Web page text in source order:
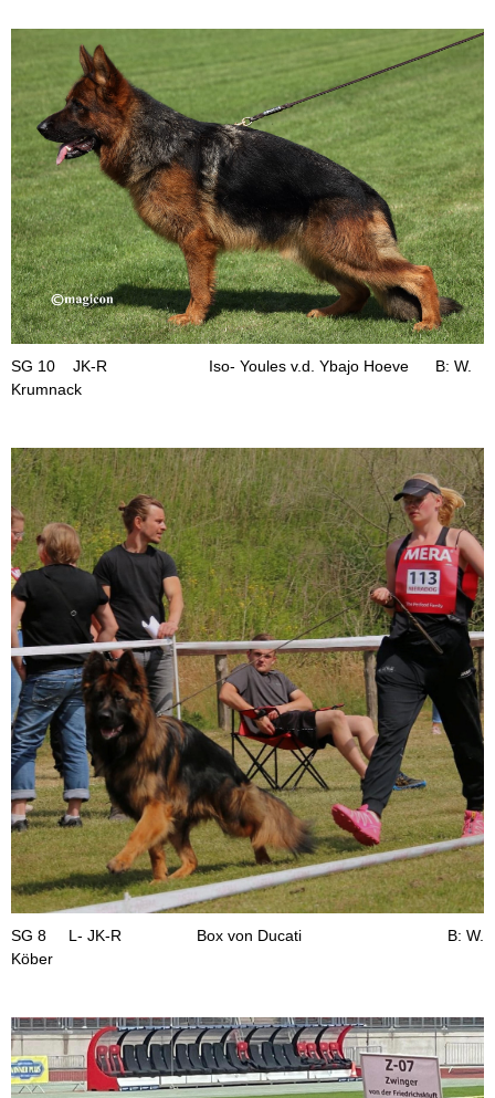
SG 10 JK-R Iso- Youles v.d. Ybajo Hoeve B: W.
Krumnack
SG 8 L- JK-R Box von Ducati B: W.
Köber